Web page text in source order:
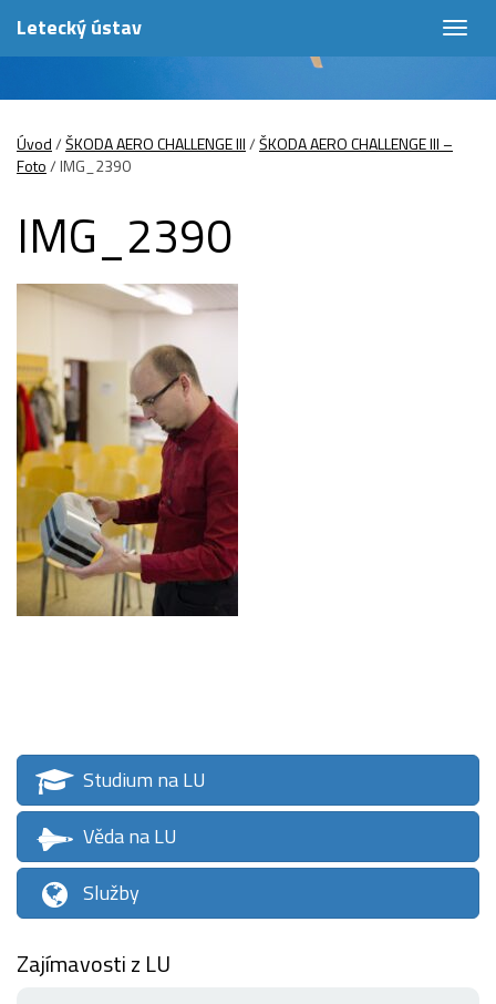
Letecký ústav
Úvod/ŠKODA AERO CHALLENGE III/ŠKODA AERO CHALLENGE III –
Foto/IMG_2390
IMG_2390
Studium na LU
Věda na LU
Služby
Zajímavosti z LU